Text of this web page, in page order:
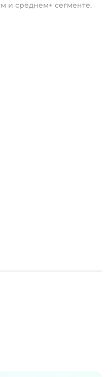
и среднем+ сегменте,